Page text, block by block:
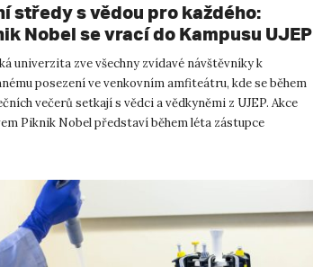
středy s vědou pro každého:
Nobel se vrací do Kampusu UJEP
univerzita zve všechny zvídavé návštěvníky k
posezení ve venkovním amfiteátru, kde se během
večerů setkají s vědci a vědkyněmi z UJEP. Akce
Piknik Nobel představí během léta zástupce